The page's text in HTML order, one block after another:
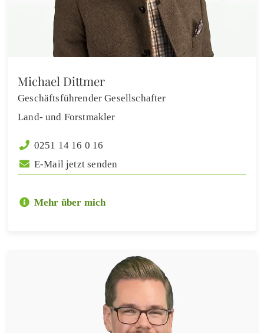
Michael Dittmer
Geschäftsführender Gesellschafter
Land- und Forstmakler
0251 14 16 0 16
E-Mail jetzt senden
Mehr über mich